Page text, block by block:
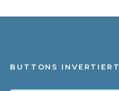
BUTTONS INVERTIERT